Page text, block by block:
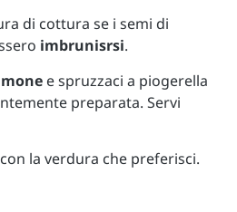
di cottura se i semi di
imbrunisrsi.
e spruzzaci a piogerella
preparata. Servi
la verdura che preferisci.